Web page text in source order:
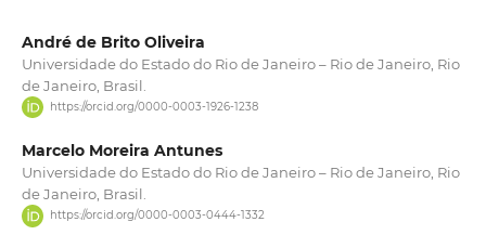
André de Brito Oliveira
Universidade do Estado do Rio de Janeiro – Rio de Janeiro, Rio
de Janeiro, Brasil.
https://orcid.org/0000-0003-1926-1238
Marcelo Moreira Antunes
Universidade do Estado do Rio de Janeiro – Rio de Janeiro, Rio
de Janeiro, Brasil.
https://orcid.org/0000-0003-0444-1332